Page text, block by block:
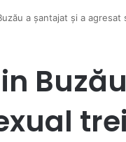
a șantajat și a agresat